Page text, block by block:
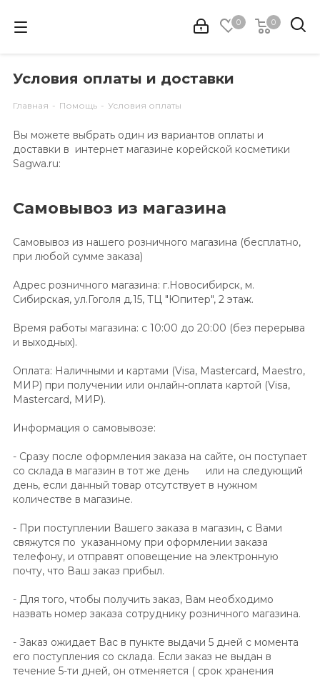
0 0
Условия оплаты и доставки
Главная - Помощь - Условия оплаты
Вы можете выбрать один из вариантов оплаты и
доставки в интернет магазине корейской косметики
Sagwa.ru:
Самовывоз из магазина
Самовывоз из нашего розничного магазина (бесплатно,
при любой сумме заказа)
Адрес розничного магазина: г.Новосибирск, м.
Сибирская, ул.Гоголя д.15, ТЦ "Юпитер", 2 этаж.
Время работы магазина: с 10:00 до 20:00 (без перерыва
и выходных).
Оплата: Наличными и картами (Visa, Mastercard, Maestro,
МИР) при получении или онлайн-оплата картой (Visa,
Mastercard, МИР).
Информация о самовывозе:
- Сразу после оформления заказа на сайте, он поступает
со склада в магазин в тот же день или на следующий
день, если данный товар отсутствует в нужном
количестве в магазине.
- При поступлении Вашего заказа в магазин, с Вами
свяжутся по указанному при оформлении заказа
телефону, и отправят оповещение на электронную
почту, что Ваш заказ прибыл.
- Для того, чтобы получить заказ, Вам необходимо
назвать номер заказа сотруднику розничного магазина.
- Заказ ожидает Вас в пункте выдачи 5 дней с момента
его поступления со склада. Если заказ не выдан в
течение 5-ти дней, он отменяется ( срок хранения